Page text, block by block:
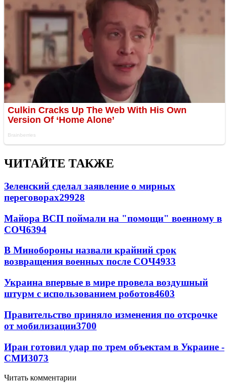
ЧИТАЙТЕ ТАКЖЕ
Зеленский сделал заявление о мирных
переговорах29928
Майора ВСП поймали на "помощи" военному в
СОЧ6394
В Минобороны назвали крайний срок
возвращения военных после СОЧ4933
Украина впервые в мире провела воздушный
штурм с использованием роботов4603
Правительство приняло изменения по отсрочке
от мобилизации3700
Иран готовил удар по трем объектам в Украине -
СМИ3073
Читать комментарии